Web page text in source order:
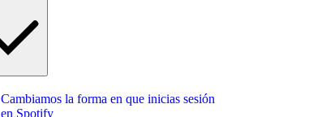
Cambiamos la forma en que inicias sesión
en Spotify